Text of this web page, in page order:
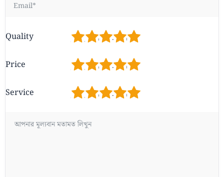
Quality 5
4
3
2
Price 5
4
3
2
Service 5
4
3
2